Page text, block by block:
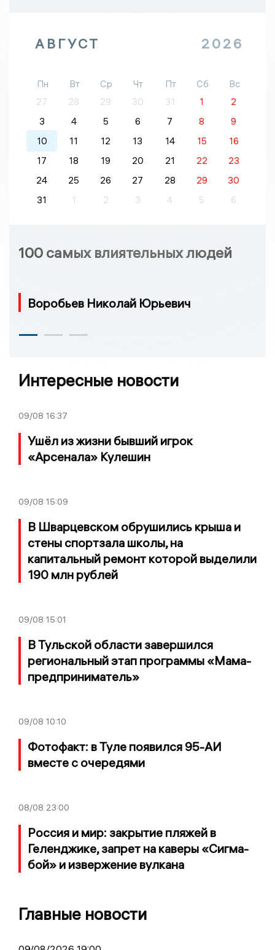
АВГУСТ 2026
Пн Вт Ср Чт Пт Сб
Вс
27
28 29 30 31 1
2
3
4 5 6 7 8
9
10
11 12 13 14 15
16
17
18 19 20 21 22
23
24
25 26 27 28 29
30
31
1 2 3 4 5 6
100 самых влиятельных людей
Воробьев Николай Юрьевич
Интересные новости
09/08 16:37
Ушёл из жизни бывший игрок
«Арсенала» Кулешин
09/08 15:09
В Шварцевском обрушились крыша и
стены спортзала школы, на
капитальный ремонт которой выделили
190 млн рублей
09/08 15:01
В Тульской области завершился
региональный этап программы «Мама-
предприниматель»
09/08 10:10
Фотофакт: в Туле появился 95-АИ
вместе с очередями
08/08 23:00
Россия и мир: закрытие пляжей в
Геленджике, запрет на каверы «Сигма-
бой» и извержение вулкана
Главные новости